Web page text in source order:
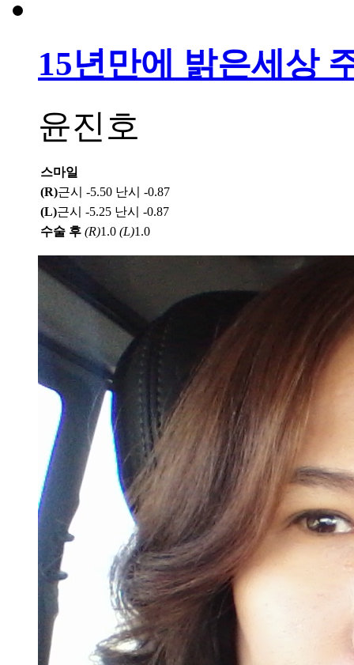
15년만에 밝은세상
윤진호
스마일
(R)근시 -5.50 난시 -0.87
(L)근시 -5.25 난시 -0.87
수술 후 (R)1.0 (L)1.0